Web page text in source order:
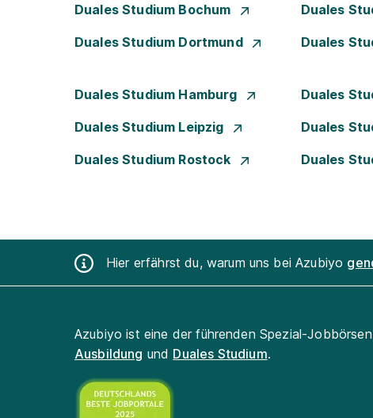
Duales Studium Bochum Duales
Duales Studium Dortmund Duales
Duales Studium Hamburg Duales
Duales Studium Leipzig Duales
Duales Studium Rostock Duales
Hier erfährst du, warum uns bei Azubiyo
Azubiyo ist eine der führenden Spezial-
Ausbildung und Duales Studium.